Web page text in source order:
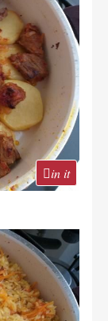
in it